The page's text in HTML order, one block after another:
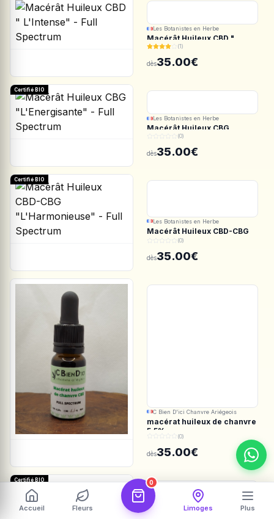
Les Botanistes en Herbe
Macérât Huileux CBD "
L'Intense" - Full Spectrum
(1)
dès35.00€
Certifié BIO
Les Botanistes en Herbe
Macérât Huileux CBG
"L'Energisante" - Full
Spectrum
(0)
dès35.00€
Certifié BIO
Les Botanistes en Herbe
Macérât Huileux CBD-CBG
"L'Harmonieuse" - Full
(0)
dès35.00€
C Bien D'ici Chanvre Ariégeois
macérat huileux de chanvre
5.5%
(0)
dès35.00€
Certifié BIO
Accueil Fleurs
0
Limoges Plus